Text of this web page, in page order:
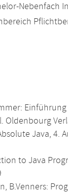
Nebenfach
Oldenbourg
Java, 4.
to Java
B.Venners: